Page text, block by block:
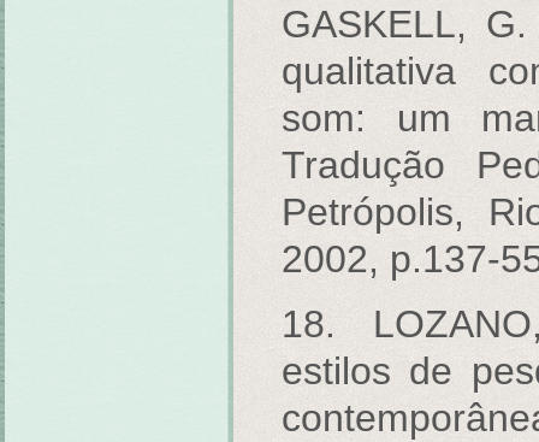
GASKELL,
qualitativa
som: um
Tradução
Petrópolis,
2002, p.137-
18.
estilos de